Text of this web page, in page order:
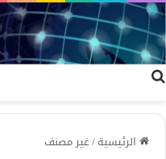
الرئيسية/غير مصنف